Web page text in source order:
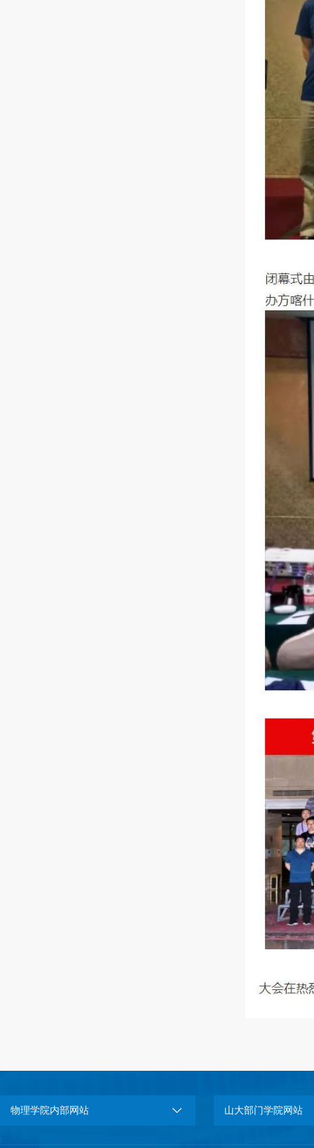
物理学院内部网站 山大部门学院网站